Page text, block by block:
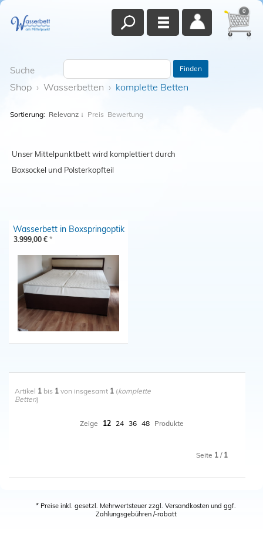
0
Suche Finden
Shop › Wasserbetten › komplette Betten
Sortierung: Relevanz ↓ Preis Bewertung
Unser Mittelpunktbett wird komplettiert durch
Boxsockel und Polsterkopfteil
Wasserbett in Boxspringoptik
3.999,00 € *
Artikel 1 bis 1 von insgesamt 1 (komplette
Betten)
Zeige 12 24 36 48 Produkte
Seite 1 / 1
Schließen
* Preise inkl. gesetzl. Mehrwertsteuer zzgl. Versandkosten und ggf.
Zahlungsgebühren /-rabatt